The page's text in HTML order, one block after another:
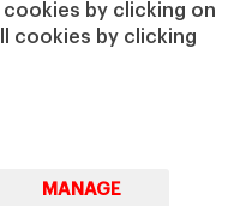
by clicking on
cookies by clicking
MANAGE
@IESE
y becas